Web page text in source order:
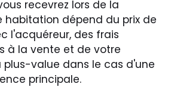
recevrez lors de la
habitation dépend du prix de
l'acquéreur, des frais
à la vente et de votre
plus-value dans le cas d'une
principale.